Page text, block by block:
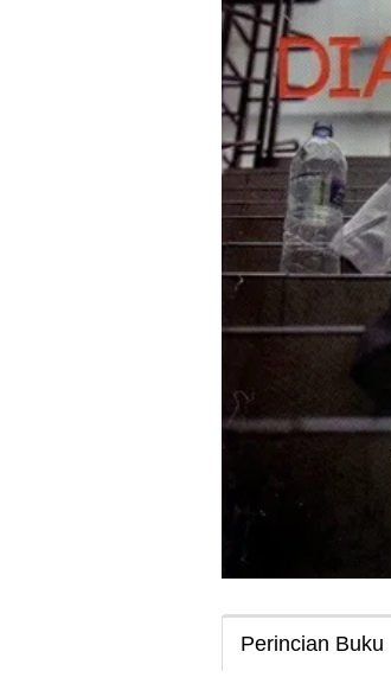
Perincian Buku